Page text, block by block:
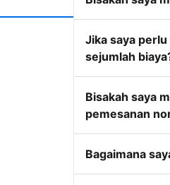
Jika saya
sejumlah
Bisakah saya
pemesanan
Bagaimana